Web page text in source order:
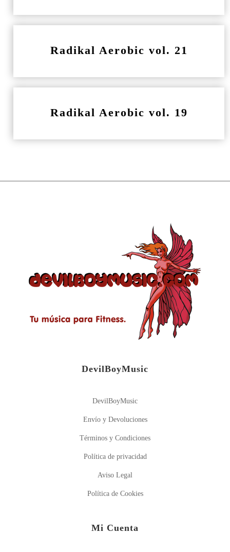
Radikal Aerobic vol. 21
Radikal Aerobic vol. 19
DevilBoyMusic
DevilBoyMusic
Envío y Devoluciones
Términos y Condiciones
Política de privacidad
Aviso Legal
Política de Cookies
Mi Cuenta